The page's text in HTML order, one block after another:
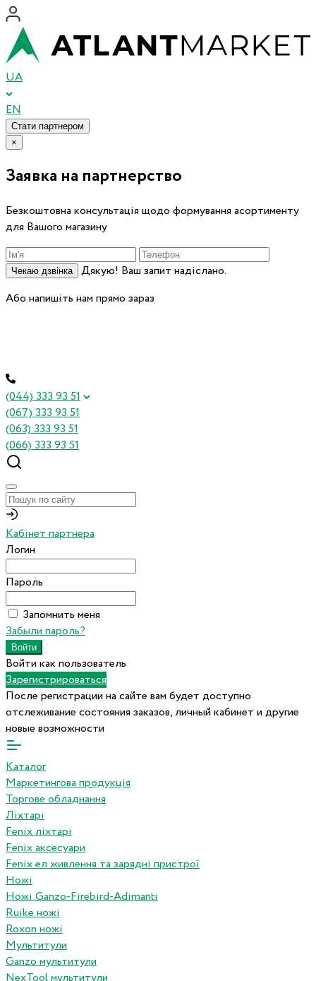
UA
EN
Стати партнером
×
Заявка на партнерство
Безкоштовна консультація щодо формування асортименту
для Вашого магазину
Чекаю дзвінка
Дякую! Ваш запит надіслано.
Або напишіть нам прямо зараз
(044) 333 93 51
(067) 333 93 51
(063) 333 93 51
(066) 333 93 51
Кабінет партнера
Логин
Пароль
Запомнить меня
Забыли пароль?
Войти как пользователь
Зарегистрироваться
После регистрации на сайте вам будет доступно
отслеживание состояния заказов, личный кабинет и другие
новые возможности
Каталог
Маркетингова продукція
Торгове обладнання
Ліхтарі
Fenix ліхтарі
Fenix аксесуари
Fenix ел живлення та зарядні пристрої
Ножі
Ножі Ganzo-Firebird-Adimanti
Ruike ножі
Roxon ножi
Мультитули
Ganzo мультитули